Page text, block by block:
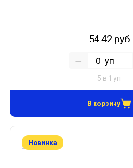
54.42 руб
уп
5 в 1 уп
В корзину
Новинка